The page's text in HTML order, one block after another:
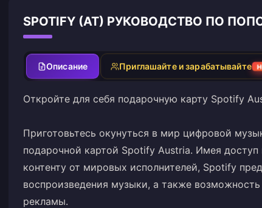
SPOTIFY (AT) РУКОВОДСТВО ПО
Описание Приглашайте и зарабатывайте
Откройте для себя подарочную карту Spotify
Приготовьтесь окунуться в мир цифровой
подарочной картой Spotify Austria. Имея
контенту от мировых исполнителей, Spotify
воспроизведения музыки, а также
рекламы.